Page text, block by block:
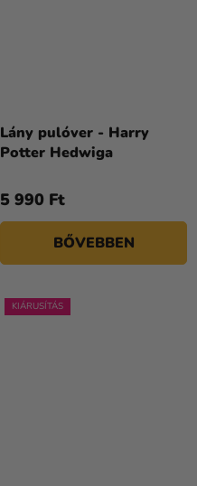
Lány pulóver - Harry
Potter Hedwiga
5 990 Ft
BŐVEBBEN
KIÁRUSÍTÁS